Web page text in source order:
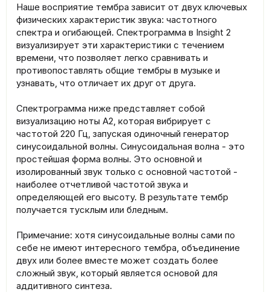
Наше восприятие тембра зависит от двух ключевых
физических характеристик звука: частотного
спектра и огибающей. Спектрограмма в Insight 2
визуализирует эти характеристики с течением
времени, что позволяет легко сравнивать и
противопоставлять общие тембры в музыке и
узнавать, что отличает их друг от друга.
Спектрограмма ниже представляет собой
визуализацию ноты A2, которая вибрирует с
частотой 220 Гц, запуская одиночный генератор
синусоидальной волны. Синусоидальная волна - это
простейшая форма волны. Это основной и
изолированный звук только с основной частотой -
наиболее отчетливой частотой звука и
определяющей его высоту. В результате тембр
получается тусклым или бледным.
Примечание: хотя синусоидальные волны сами по
себе не имеют интересного тембра, объединение
двух или более вместе может создать более
сложный звук, который является основой для
аддитивного синтеза.